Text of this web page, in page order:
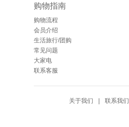
购物指南
购物流程
会员介绍
生活旅行/团购
常见问题
大家电
联系客服
关于我们 联系我们